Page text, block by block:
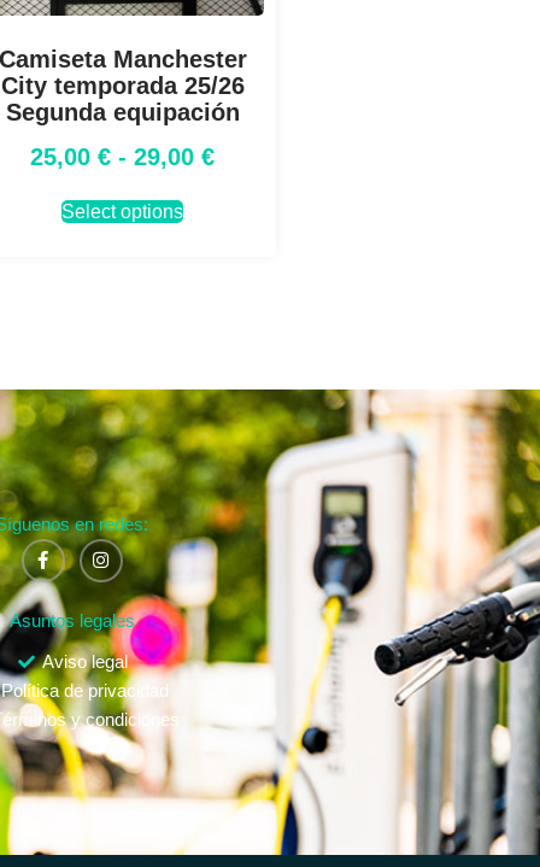
Manchester
City temporada 25/26
Segunda equipación
25,00 € - 29,00 €
Select options
en redes:
Asuntos legales
Aviso legal
Política de privacidad
y condiciones